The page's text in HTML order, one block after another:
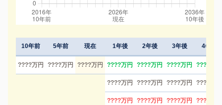
10年前 5年前 現在
????万円 ????万円 ????万円
1年後 2年後 3年後 4年後
????万円 ????万円 ????万円 ????万円
????万円 ????万円 ????万円 ????万円
????万円 ????万円 ????万円 ????万円